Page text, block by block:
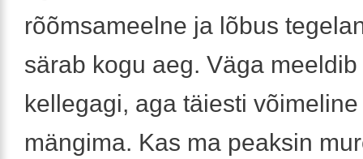
rõõmsameelne ja lõbus
särab kogu aeg. Väga
kellegagi, aga täiesti
mängima. Kas ma peaksin